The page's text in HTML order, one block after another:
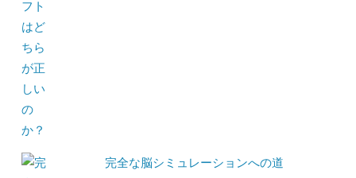
完全な脳シミュレーションへの道